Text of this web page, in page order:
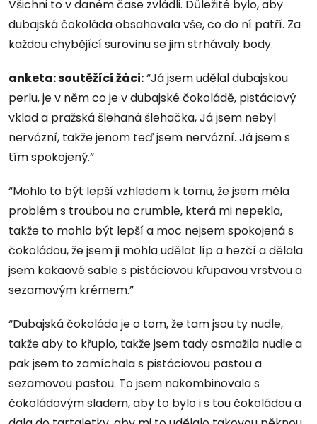
Všichni to v daném čase zvládli. Důležité bylo, aby
dubajská čokoláda obsahovala vše, co do ní patří. Za
každou chybějící surovinu se jim strhávaly body.
anketa: soutěžící žáci:“Já jsem udělal dubajskou
perlu, je v něm co je v dubajské čokoládě, pistáciový
vklad a pražská šlehaná šlehačka, Já jsem nebyl
nervózní, takže jenom teď jsem nervózní. Já jsem s
tím spokojený.”
“Mohlo to být lepší vzhledem k tomu, že jsem měla
problém s troubou na crumble, která mi nepekla,
takže to mohlo být lepší a moc nejsem spokojená s
čokoládou, že jsem ji mohla udělat líp a hezčí a dělala
jsem kakaové sable s pistáciovou křupavou vrstvou a
sezamovým krémem.”
“Dubajská čokoláda je o tom, že tam jsou ty nudle,
takže aby to křuplo, takže jsem tady osmažila nudle a
pak jsem to zamíchala s pistáciovou pastou a
sezamovou pastou. To jsem nakombinovala s
čokoládovým sladem, aby to bylo i s tou čokoládou a